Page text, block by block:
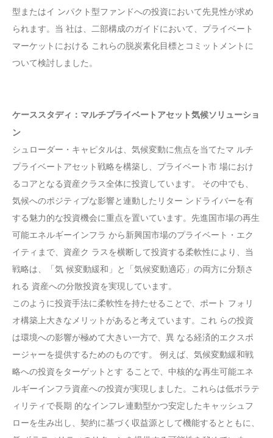
型またはイ ンパクト型ファンドへの投資において先見性が求め
られます。当 社は、二部構成のガイドにおいて、プライベート
マーケットにおける これらの脱炭素化目標とコミットメントに
ついて検討しました。
ケーススタディ：マルチプライベートアセット気候ソリューショ
ン
シュローダー・キャピタルは、気候変動に焦点を当てたマ ルチ
プライベートアセット戦略を構築し、プライベート市 場におけ
るコアとなる資産クラス全体に投資しています。 その中でも、
気候へのポジティブな影響と連動したリター ンドライバーを有
する魅力的な投資機会に重点を置いています。先進国市場の再生
可能エネルギーインフラ から新興国市場のプライベート・エク
イティまで、資産ク ラスを横断して投資する柔軟性により、当
戦略は、「気 候変動緩和」と「気候変動適応」の両方に分類さ
れる 資産への分散投資を実現しています。
このように投資手法に柔軟性を持たせることで、ポート フォリ
オ構築上大きなメリットがあると考えています。これ らの投資
は環境への影響が極めて大きい一方で、異 なる経済的エクスポ
ージャーを提供するためのものです。 例えば、気候変動緩和戦
略への投資をターゲットとす ることで、中核的な再生可能エネ
ルギーインフラ資産への投資が実現しました。これらは低ボラテ
ィリティで長期 的なインフレ連動型かつ安定したキャッシュフ
ローを生み出し、契約に基づく収益源として機能するとともに、